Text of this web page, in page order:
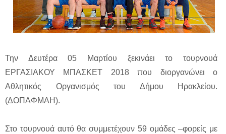
Την Δευτέρα 05 Μαρτίου ξεκινάει το τουρνουά
ΕΡΓΑΣΙΑΚΟΥ ΜΠΑΣΚΕΤ 2018 που διοργανώνει ο
Αθλητικός Οργανισμός του Δήμου Ηρακλείου.
(ΔΟΠΑΦΜΑΗ).
Στο τουρνουά αυτό θα συμμετέχουν 59 ομάδες –φορείς με